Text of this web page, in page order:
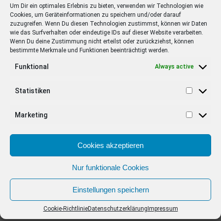
Um Dir ein optimales Erlebnis zu bieten, verwenden wir Technologien wie
Cookies, um Geräteinformationen zu speichern und/oder darauf
zuzugreifen. Wenn Du diesen Technologien zustimmst, können wir Daten
wie das Surfverhalten oder eindeutige IDs auf dieser Website verarbeiten.
Wenn Du deine Zustimmung nicht erteilst oder zurückziehst, können
bestimmte Merkmale und Funktionen beeinträchtigt werden.
Funktional Always active
Statistiken
Marketing
Cookies akzeptieren
Nur funktionale Cookies
Einstellungen speichern
Cookie-RichtlinieDatenschutzerklärung Impressum
20.01.2022 Nightmare Alley
Thriller mit Bradley Cooper, Cate Blanchett, Toni Collette
20.01.2022 Sing – Die Show Deines Lebens
Animation
27.01.2022 Licorice Pizza
03.02.2022 In 80 Tagen um die Welt
Animation
03.02.2022 The Sadness
Horror mit Regina Lei, Berant Zhu, Tzu-Chiang Wang
Zutat Trailer. Der Film ist eine Romanze aus dem Jahr
2020 mit den Darstellern Celia Imrie, Shannon Tarbet und
Shelley Conn.